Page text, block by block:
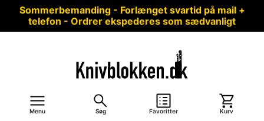
Sommerbemanding - Forlænget svartid på mail +
telefon - Ordrer ekspederes som sædvanligt
Menu Søg Favoritter Kurv